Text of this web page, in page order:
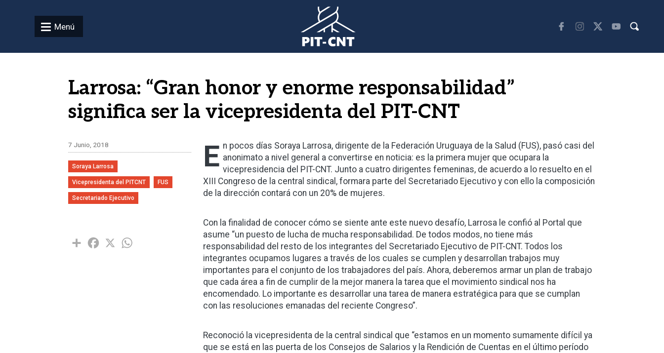
Menú
Larrosa: “Gran honor y enorme responsabilidad”
significa ser la vicepresidenta del PIT-CNT
7 Junio, 2018
Soraya Larrosa
Vicepresidenta del PITCNT FUS
Secretariado Ejecutivo
Share Facebook
X
E n pocos días Soraya Larrosa, dirigente de la Federación Uruguaya de la Salud (FUS), pasó casi del
anonimato a nivel general a convertirse en noticia: es la primera mujer que ocupara la
vicepresidencia del PIT-CNT. Junto a cuatro dirigentes femeninas, de acuerdo a lo resuelto en el
XIII Congreso de la central sindical, formara parte del Secretariado Ejecutivo y con ello la composición
de la dirección contará con un 20% de mujeres.
Con la finalidad de conocer cómo se siente ante este nuevo desafío, Larrosa le confió al Portal que
asume “un puesto de lucha de mucha responsabilidad. De todos modos, no tiene más
responsabilidad del resto de los integrantes del Secretariado Ejecutivo de PIT-CNT. Todos los
integrantes ocupamos lugares a través de los cuales se cumplen y desarrollan trabajos muy
importantes para el conjunto de los trabajadores del país. Ahora, deberemos armar un plan de trabajo
que cada área a fin de cumplir de la mejor manera la tarea que el movimiento sindical nos ha
encomendado. Lo importante es desarrollar una tarea de manera estratégica para que se cumplan
con las resoluciones emanadas del reciente Congreso”.
Reconoció la vicepresidenta de la central sindical que “estamos en un momento sumamente difícil ya
que se está en las puerta de los Consejos de Salarios y la Rendición de Cuentas en el último período